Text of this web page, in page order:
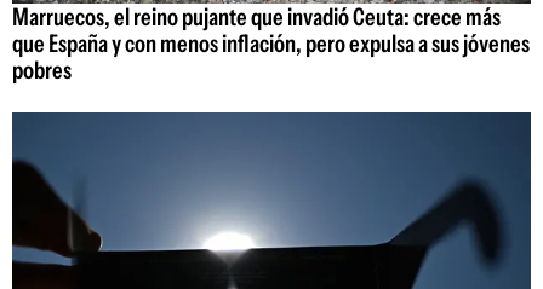
Marruecos, el reino pujante que invadió Ceuta: crece más
que España y con menos inflación, pero expulsa a sus jóvenes
pobres